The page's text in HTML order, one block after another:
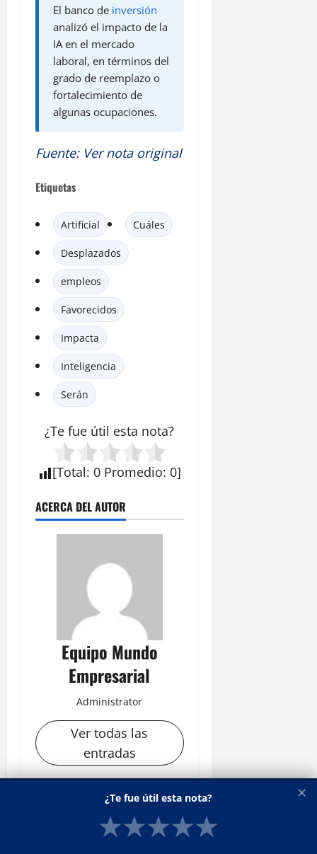
El banco de inversión
analizó el impacto de la
IA en el mercado
laboral, en términos del
grado de reemplazo o
fortalecimiento de
algunas ocupaciones.
Fuente: Ver nota original
Etiquetas
Artificial Cuáles
Desplazados
empleos
Favorecidos
Impacta
Inteligencia
Serán
¿Te fue útil esta nota?
[Total: 0 Promedio: 0]
ACERCA DEL AUTOR
Equipo Mundo
Empresarial
Administrator
Ver todas las
entradas
Recaudación: el IVA y el
Impuesto a las Ganancias
✕
¿Te fue útil esta nota?
★★★★★